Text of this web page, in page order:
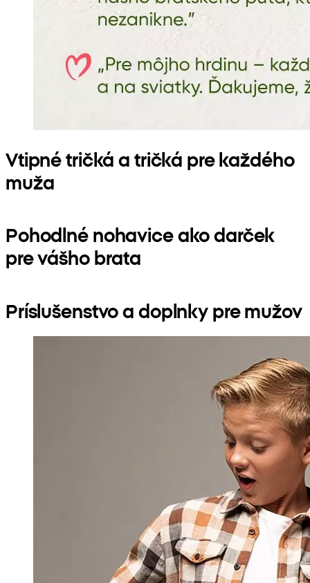
Vtipné tričká a tričká pre každého
muža
Pohodlné nohavice ako darček
pre vášho brata
Príslušenstvo a doplnky pre mužov